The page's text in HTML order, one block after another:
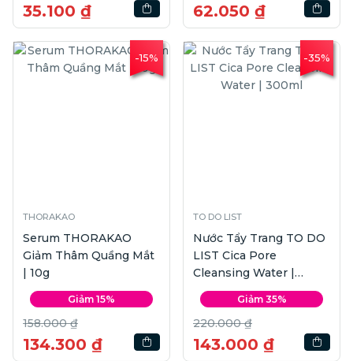
35.100 ₫ 62.050 ₫
-15%
THORAKAO
Serum THORAKAO
Giảm Thâm Quầng Mắt
| 10g
Giảm 15%
158.000 ₫
134.300 ₫
-35%
TO DO LIST
Nước Tẩy Trang TO DO
LIST Cica Pore
Cleansing Water |
300ml
Giảm 35%
220.000 ₫
143.000 ₫